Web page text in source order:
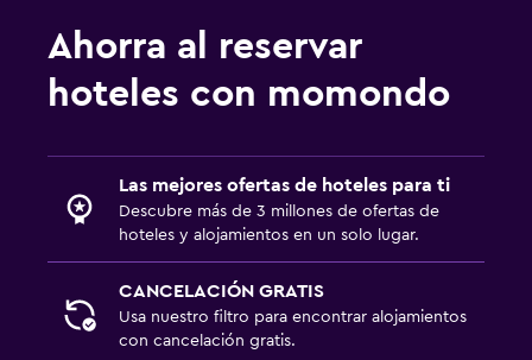
Ahorra al reservar
hoteles con momondo
Las mejores ofertas de hoteles para ti
Descubre más de 3 millones de ofertas de
hoteles y alojamientos en un solo lugar.
CANCELACIÓN GRATIS
Usa nuestro filtro para encontrar alojamientos
con cancelación gratis.